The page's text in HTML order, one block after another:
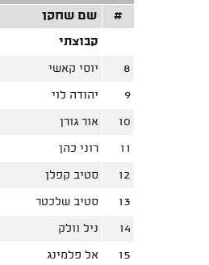
#
שם שחקן
קבוצתי
8 יוסי קאשי
9 יהודה לוי
10 אור גורן
11 רוני כהן
12 סטיב קפלן
13 סטיב שלכטר
14 ניל וולק
15 אל פלמינג